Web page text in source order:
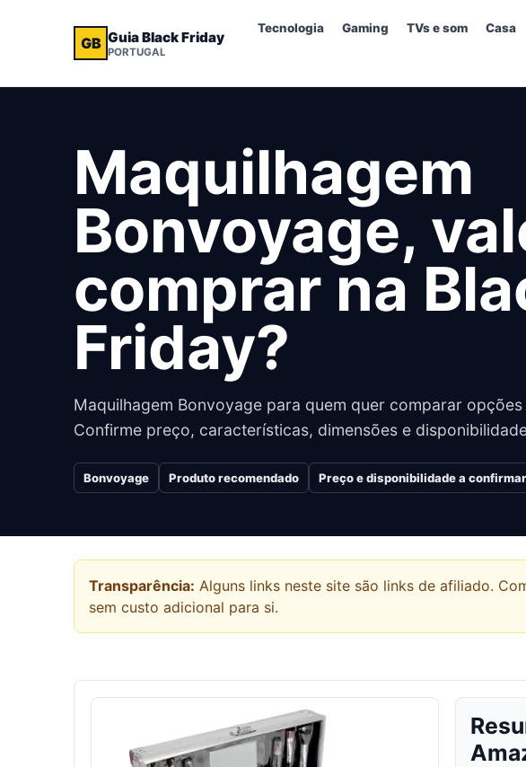
GB Guia Black Friday
PORTUGAL
Tecnologia Gaming TVs e som Casa
Maquilhagem
Bonvoyage,
comprar na
Friday?
Maquilhagem Bonvoyage para quem quer comparar
Confirme preço, características, dimensões e
Bonvoyage Produto recomendado Preço e disponibilidade a
Transparência: Alguns links neste site são links de afiliado.
sem custo adicional para si.